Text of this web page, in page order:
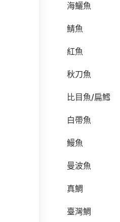
海鱺魚
鯖魚
紅魚
秋刀魚
比目魚/扁鱈
白帶魚
鰻魚
曼波魚
真鯛
臺灣鯛